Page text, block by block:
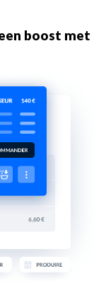
boost met